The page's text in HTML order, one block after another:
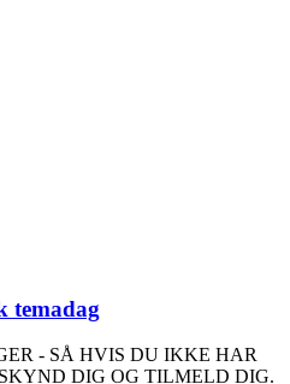
temadag
- SÅ HVIS DU IKKE HAR
DIG OG TILMELD DIG.